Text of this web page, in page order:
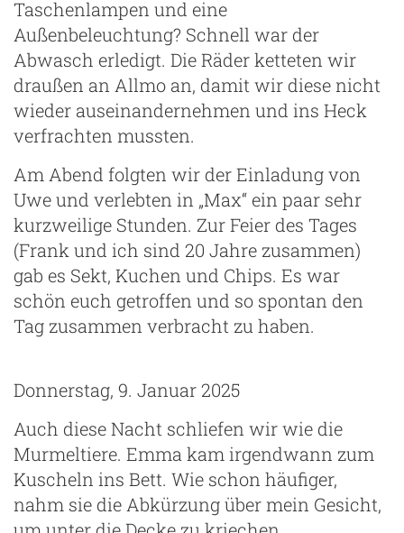
Taschenlampen und eine
Außenbeleuchtung? Schnell war der
Abwasch erledigt. Die Räder ketteten wir
draußen an Allmo an, damit wir diese nicht
wieder auseinandernehmen und ins Heck
verfrachten mussten.
Am Abend folgten wir der Einladung von
Uwe und verlebten in „Max“ ein paar sehr
kurzweilige Stunden. Zur Feier des Tages
(Frank und ich sind 20 Jahre zusammen)
gab es Sekt, Kuchen und Chips. Es war
schön euch getroffen und so spontan den
Tag zusammen verbracht zu haben.
Donnerstag, 9. Januar 2025
Auch diese Nacht schliefen wir wie die
Murmeltiere. Emma kam irgendwann zum
Kuscheln ins Bett. Wie schon häufiger,
nahm sie die Abkürzung über mein Gesicht,